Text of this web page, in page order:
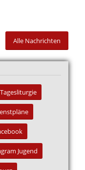
Alle Nachrichten
Tagesliturgie
Jugend